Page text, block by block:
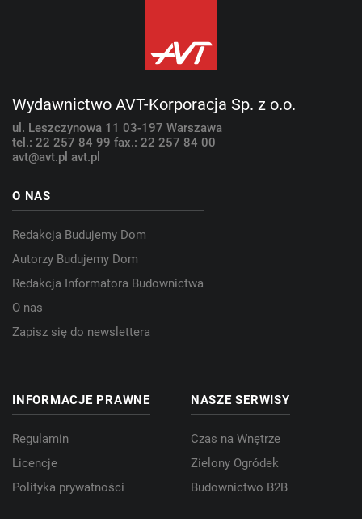
Wydawnictwo AVT-Korporacja Sp. z o.o.
ul. Leszczynowa 11 03-197 Warszawa
tel.: 22 257 84 99 fax.: 22 257 84 00
avt@avt.pl avt.pl
O NAS
Redakcja Budujemy Dom
Autorzy Budujemy Dom
Redakcja Informatora Budownictwa
O nas
Zapisz się do newslettera
INFORMACJE PRAWNE
Regulamin
Licencje
Polityka prywatności
NASZE SERWISY
Czas na Wnętrze
Zielony Ogródek
Budownictwo B2B